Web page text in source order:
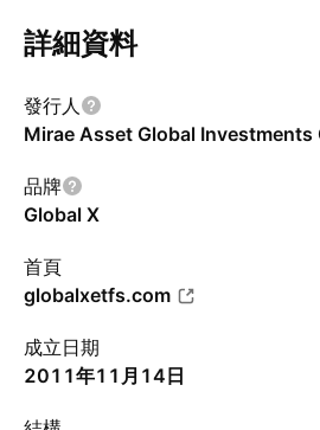
詳細資料
發行人
Mirae Asset Global Investments
品牌
Global X
首頁
globalxetfs.com
成立日期
2011年11月14日